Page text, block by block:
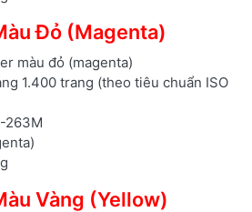
Đỏ (Magenta)
màu đỏ (magenta)
1.400 trang (theo tiêu chuẩn ISO
263M
Vàng (Yellow)